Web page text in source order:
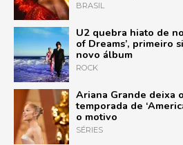
BRASIL
U2 quebra hiato de
of Dreams’, primeiro
novo álbum
ROCK
Ariana Grande deixa
temporada de
o motivo
SÉRIES